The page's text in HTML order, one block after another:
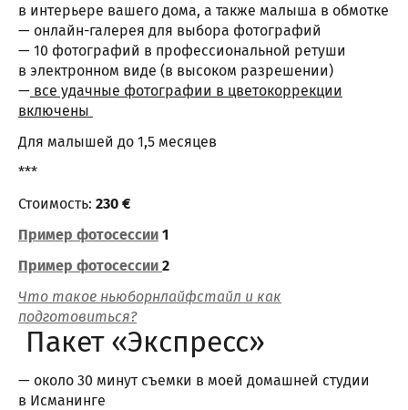
в интерьере вашего дома, а также малыша в обмотке
— онлайн-галерея для выбора фотографий
— 10 фотографий в профессиональной ретуши
в электронном виде (в высоком разрешении)
— все удачные фотографии в цветокоррекции
включены
Для малышей до 1,5 месяцев
***
Стоимость: 230 €
Пример фотосессии 1
Пример фотосессии 2
Что такое ньюборнлайфстайл и как
подготовиться?
Пакет «Экспресс»
— около 30 минут съемки в моей домашней студии
в Исманинге